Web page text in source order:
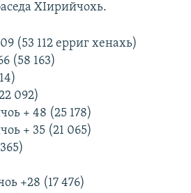
ХIирийчохь.
(53 112 ерриг хенахь)
(58 163)
092)
+ 48 (25 178)
+ 35 (21 065)
+28 (17 476)